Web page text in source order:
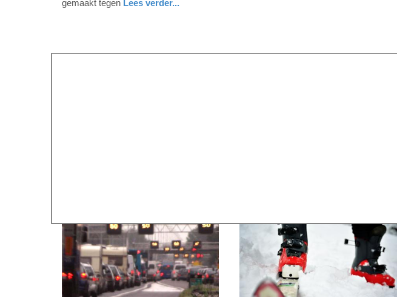
Update:
2025
gemaakt tegen Lees verder...
2025